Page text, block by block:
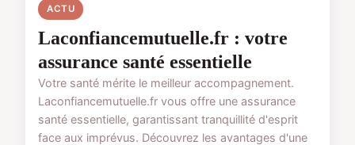
ACTU
Laconfiancemutuelle.fr : votre
assurance santé essentielle
Votre santé mérite le meilleur accompagnement.
Laconfiancemutuelle.fr vous offre une assurance
santé essentielle, garantissant tranquillité d'esprit
face aux imprévus. Découvrez les avantages d'une